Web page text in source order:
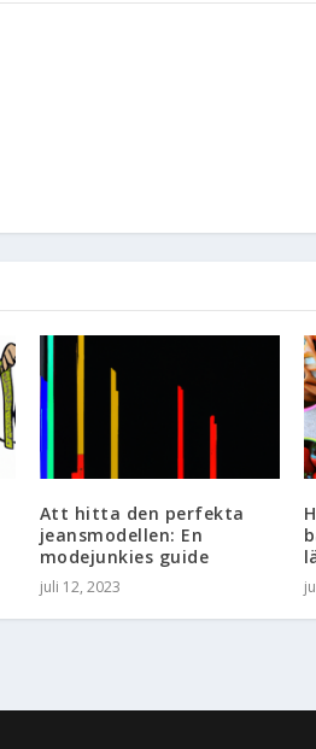
Att hitta den perfekta
jeansmodellen: En
modejunkies guide
juli 12, 2023